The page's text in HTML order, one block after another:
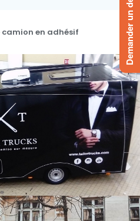
en adhésif Demander un devis